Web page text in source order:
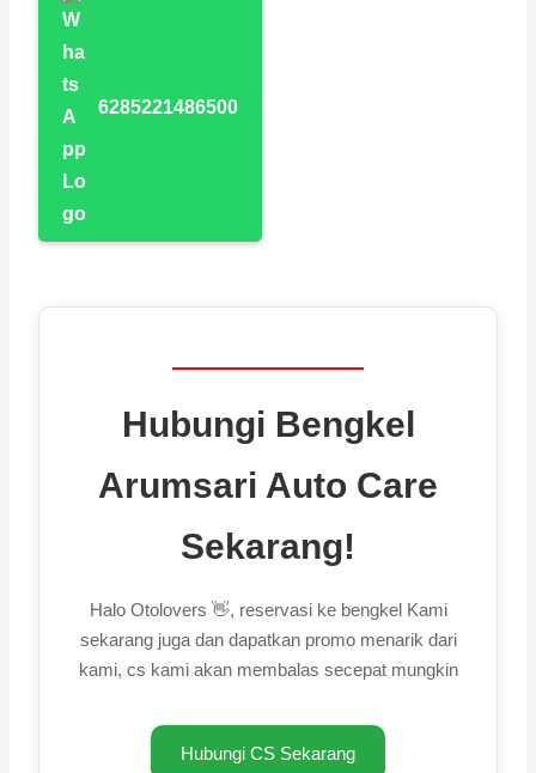
6285221486500
Hubungi Bengkel
Arumsari Auto Care
Sekarang!
Halo Otolovers 👋, reservasi ke bengkel Kami
sekarang juga dan dapatkan promo menarik dari
kami, cs kami akan membalas secepat mungkin
Hubungi CS Sekarang